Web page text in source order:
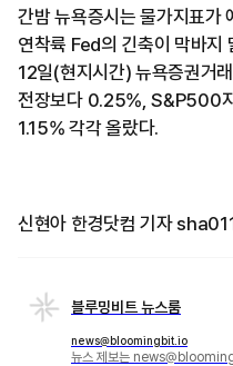
간밤 뉴욕증시는 물가지표가
연착륙 Fed의 긴축이 막바지
12일(현지시간) 뉴욕증권거
전장보다 0.25%, S&P500
1.15% 각각 올랐다.
신현아 한경닷컴 기자
블루밍비트 뉴스룸
news@bloomingbit.io
뉴스 제보는